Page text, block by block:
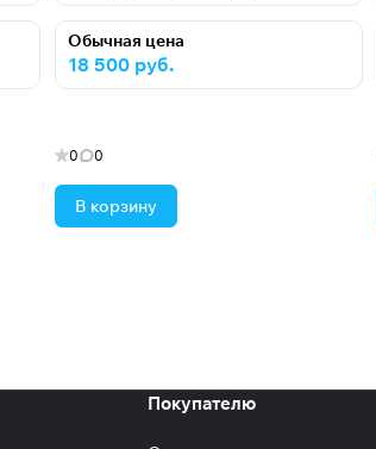
Обычная цена
18 500 руб.
0 0
В корзину
Покупателю